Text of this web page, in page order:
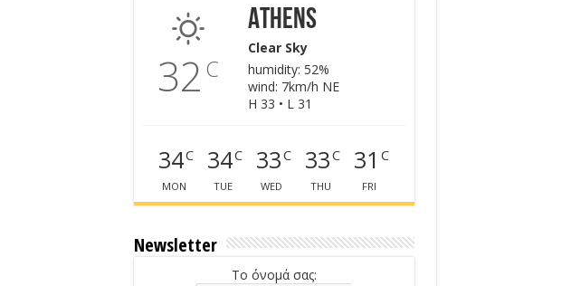
32 C
Athens
Clear Sky
humidity: 52%
wind: 7km/h NE
H 33 • L 31
34C
MON
34C
TUE
33C
WED
33C
THU
31 C
FRI
Newsletter
Το όνομά σας: